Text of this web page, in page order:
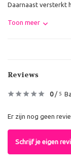
Daarnaast versterkt
Toon meer
Reviews
0/ 5
Er zijn nog geen
Schrijf je eigen